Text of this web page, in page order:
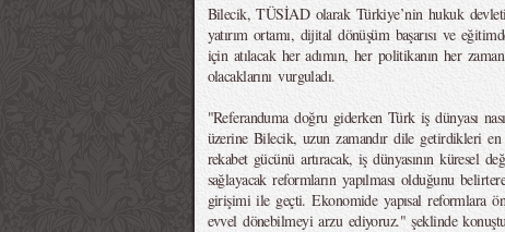
Bilecik, TÜSİAD olarak Türkiye’nin hukuk
yatırım ortamı, dijital dönüşüm başarısı ve
için atılacak her adımın, her politikanın her
olacaklarını vurguladı.
"Referanduma doğru giderken Türk iş dünyası
üzerine Bilecik, uzun zamandır dile getirdikleri
rekabet gücünü artıracak, iş dünyasının küresel
sağlayacak reformların yapılması olduğunu
girişimi ile geçti. Ekonomide yapısal reformlara
evvel dönebilmeyi arzu ediyoruz." şeklinde